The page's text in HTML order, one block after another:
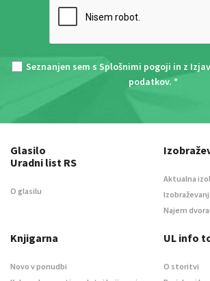
Seznanjen sem s Splošnimi pogoji in z
podatkov. *
Glasilo
Uradni list RS
O glasilu
Aktualna
Najem
Knjigarna
Novo v ponudbi
UL info
O storitvi